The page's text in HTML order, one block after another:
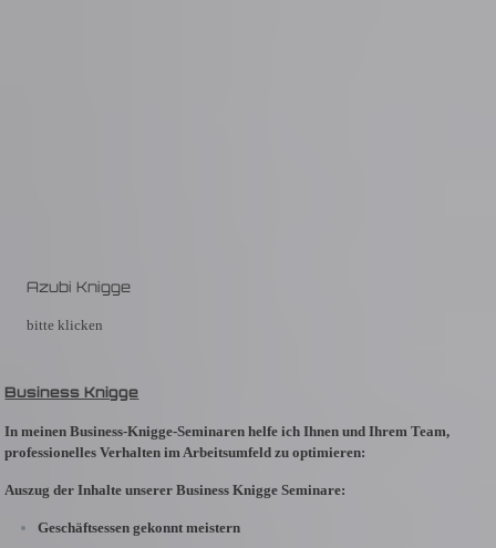
Azubi Knigge
bitte klicken
Business Knigge
In meinenBusiness-Knigge-Seminaren helfe ich Ihnen und Ihrem Team,
professionelles Verhalten im Arbeitsumfeld zu optimieren:
Auszug der Inhalte unserer Business Knigge Seminare:
Geschäftsessen gekonnt meistern